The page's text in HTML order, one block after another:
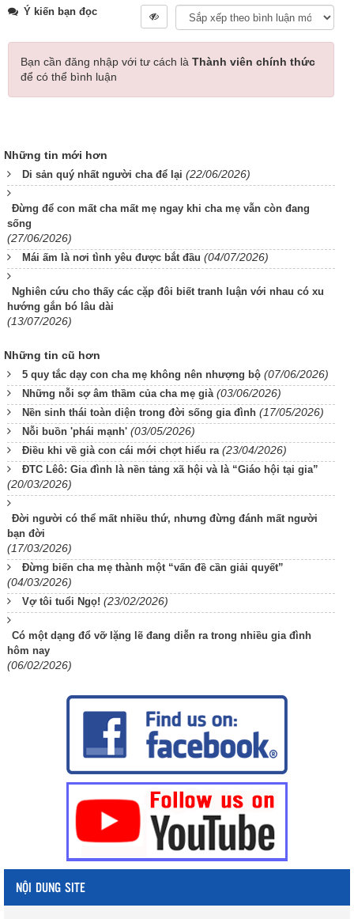
Ý kiến bạn đọc
Bạn cần đăng nhập với tư cách là Thành viên chính thức
để có thể bình luận
Những tin mới hơn
Di sản quý nhất người cha để lại (22/06/2026)
Đừng để con mất cha mất mẹ ngay khi cha mẹ vẫn còn đang
sống
(27/06/2026)
Mái ấm là nơi tình yêu được bắt đầu (04/07/2026)
Nghiên cứu cho thấy các cặp đôi biết tranh luận với nhau có xu
hướng gắn bó lâu dài
(13/07/2026)
Những tin cũ hơn
5 quy tắc dạy con cha mẹ không nên nhượng bộ (07/06/2026)
Những nỗi sợ âm thầm của cha mẹ già (03/06/2026)
Nền sinh thái toàn diện trong đời sống gia đình (17/05/2026)
Nỗi buồn 'phái mạnh' (03/05/2026)
Điều khi về già con cái mới chợt hiểu ra (23/04/2026)
ĐTC Lêô: Gia đình là nền tảng xã hội và là “Giáo hội tại gia”
(20/03/2026)
Đời người có thể mất nhiều thứ, nhưng đừng đánh mất người
bạn đời
(17/03/2026)
Đừng biến cha mẹ thành một “vấn đề cần giải quyết”
(04/03/2026)
Vợ tôi tuổi Ngọ! (23/02/2026)
Có một dạng đổ vỡ lặng lẽ đang diễn ra trong nhiều gia đình
hôm nay
(06/02/2026)
NỘI DUNG SITE